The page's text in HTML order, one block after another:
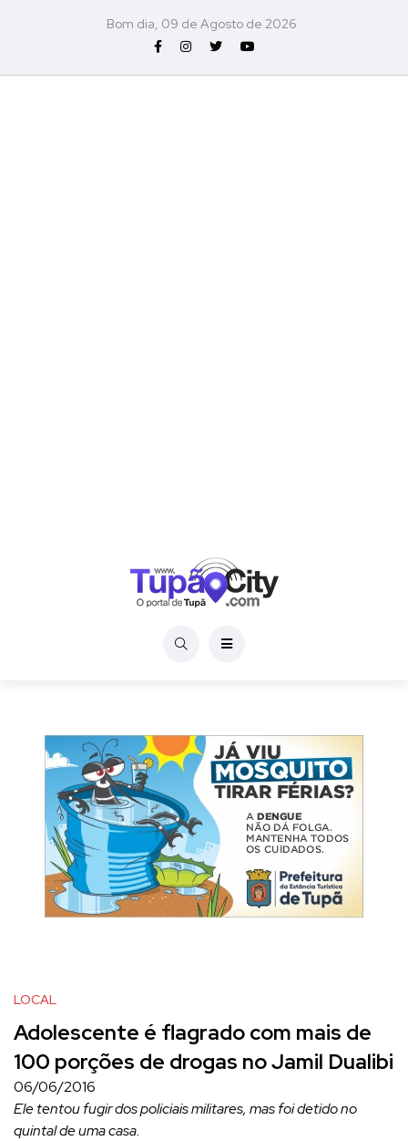
Bom dia, 09 de Agosto de 2026
LOCAL
Adolescente é flagrado com mais de
100 porções de drogas no Jamil Dualibi
06/06/2016
Ele tentou fugir dos policiais militares, mas foi detido no
quintal de uma casa.